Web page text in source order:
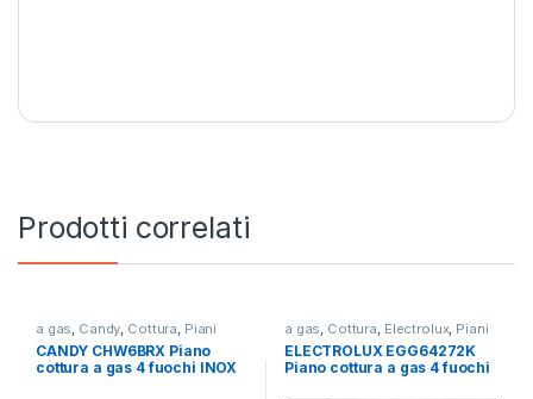
Prodotti correlati
a gas, Candy, Cottura, Piani
Cottura
CANDY CHW6BRX Piano
cottura a gas 4 fuochi INOX
a gas, Cottura, Electrolux, Piani
Cottura
ELECTROLUX EGG64272K
Piano cottura a gas 4 fuochi